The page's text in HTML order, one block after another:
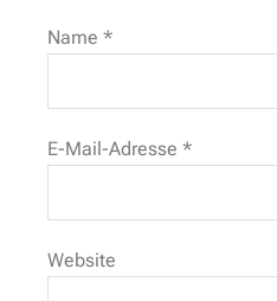
Name *
E-Mail-Adresse *
Website